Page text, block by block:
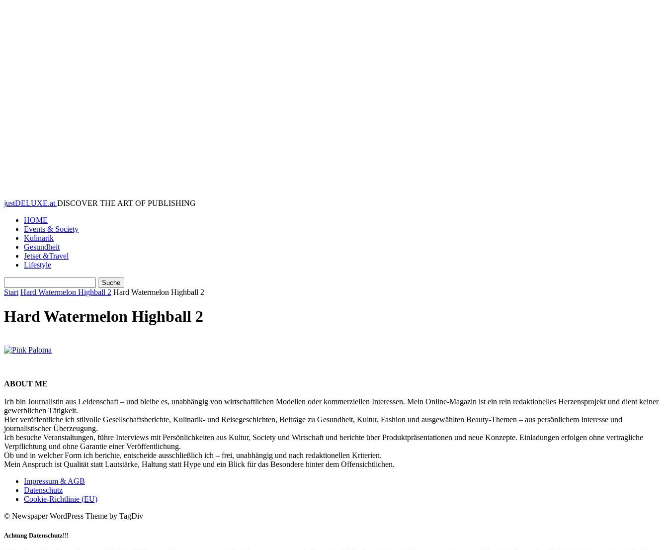
justDELUXE.at DISCOVER THE ART OF PUBLISHING
HOME
Events & Society
Kulinarik
Gesundheit
Jetset &Travel
Lifestyle
Start Hard Watermelon Highball 2 Hard Watermelon Highball 2
Hard Watermelon Highball 2
ABOUT ME
Ich bin Journalistin aus Leidenschaft – und bleibe es, unabhängig von wirtschaftlichen Modellen oder kommerziellen Interessen. Mein Online-Magazin ist ein rein redaktionelles Herzensprojekt und dient keiner
gewerblichen Tätigkeit.
Hier veröffentliche ich stilvolle Gesellschaftsberichte, Kulinarik- und Reisegeschichten, Beiträge zu Gesundheit, Kultur, Fashion und ausgewählten Beauty-Themen – aus persönlichem Interesse und
journalistischer Überzeugung.
Ich besuche Veranstaltungen, führe Interviews mit Persönlichkeiten aus Kultur, Society und Wirtschaft und berichte über Produktpräsentationen und neue Konzepte. Einladungen erfolgen ohne vertragliche
Verpflichtung und ohne Garantie einer Veröffentlichung.
Ob und in welcher Form ich berichte, entscheide ausschließlich ich – frei, unabhängig und nach redaktionellen Kriterien.
Mein Anspruch ist Qualität statt Lautstärke, Haltung statt Hype und ein Blick für das Besondere hinter dem Offensichtlichen.
Impressum & AGB
Datenschutz
Cookie-Richtlinie (EU)
© Newspaper WordPress Theme by TagDiv
Achtung Datenschutz!!!